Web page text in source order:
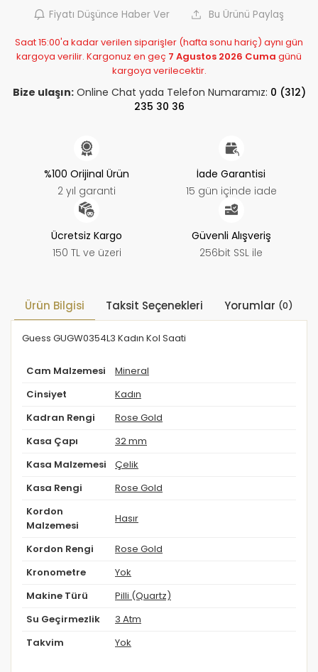
Fiyatı Düşünce Haber Ver Bu Ürünü Paylaş
Saat 15:00'a kadar verilen siparişler (hafta sonu hariç) aynı gün
kargoya verilir. Kargonuz en geç 7 Agustos 2026 Cuma günü
kargoya verilecektir.
Bize ulaşın:Online Chat yada Telefon Numaramız: 0 (312)
235 30 36
%100 Orijinal Ürün
2 yıl garanti
İade Garantisi
15 gün içinde iade
Ücretsiz Kargo
150 TL ve üzeri
Güvenli Alışveriş
256bit SSL ile
Ürün Bilgisi Taksit Seçenekleri Yorumlar (0)
Guess GUGW0354L3 Kadın Kol Saati
Cam Malzemesi Mineral
Cinsiyet Kadın
Kadran Rengi Rose Gold
Kasa Çapı 32 mm
Kasa Malzemesi Çelik
Kasa Rengi Rose Gold
Kordon
Malzemesi
Hasır
Kordon Rengi Rose Gold
Kronometre Yok
Makine Türü Pilli (Quartz)
Su Geçirmezlik 3 Atm
Takvim Yok